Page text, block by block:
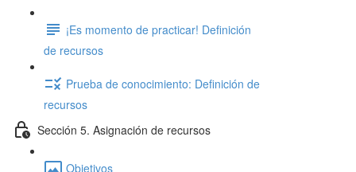
¡Es momento de practicar! Definición
de recursos
Prueba de conocimiento: Definición de
recursos
Sección 5. Asignación de recursos
Objetivos